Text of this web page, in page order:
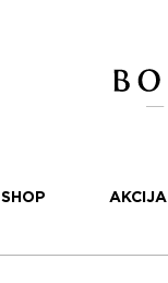
SHOP AKCIJA